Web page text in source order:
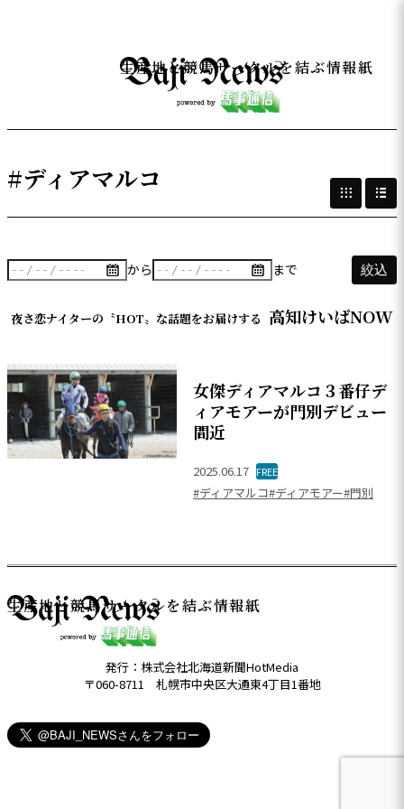
生産地と競馬サークルを結ぶ情報紙
#ディアマルコ
から まで 絞込
夜さ恋ナイターの〝HOT〟な話題をお届けする 高知けいばNOW
女傑ディアマルコ３番仔デ
ィアモアーが門別デビュー
間近
2025.06.17 FREE
#ディアマルコ#ディアモアー#門別
生産地と競馬サークルを結ぶ情報紙
発行：株式会社北海道新聞HotMedia
〒060-8711 札幌市中央区大通東4丁目1番地